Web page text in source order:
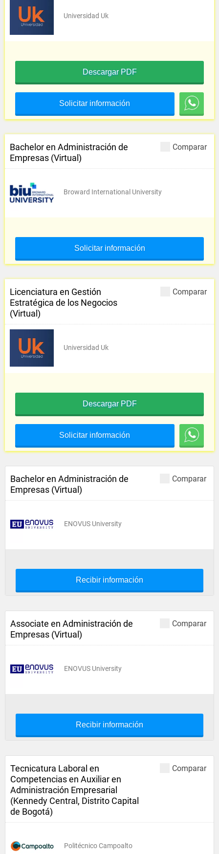
Universidad Uk
Descargar PDF
Solicitar información
Comparar
Bachelor en Administración de
Empresas (Virtual)
Broward International University
Solicitar información
Comparar
Licenciatura en Gestión
Estratégica de los Negocios
(Virtual)
Universidad Uk
Descargar PDF
Solicitar información
Comparar
Bachelor en Administración de
Empresas (Virtual)
ENOVUS University
Recibir información
Comparar
Associate en Administración de
Empresas (Virtual)
ENOVUS University
Recibir información
Comparar
Tecnicatura Laboral en
Competencias en Auxiliar en
Administración Empresarial
(Kennedy Central, Distrito Capital
de Bogotá)
Politécnico Campoalto